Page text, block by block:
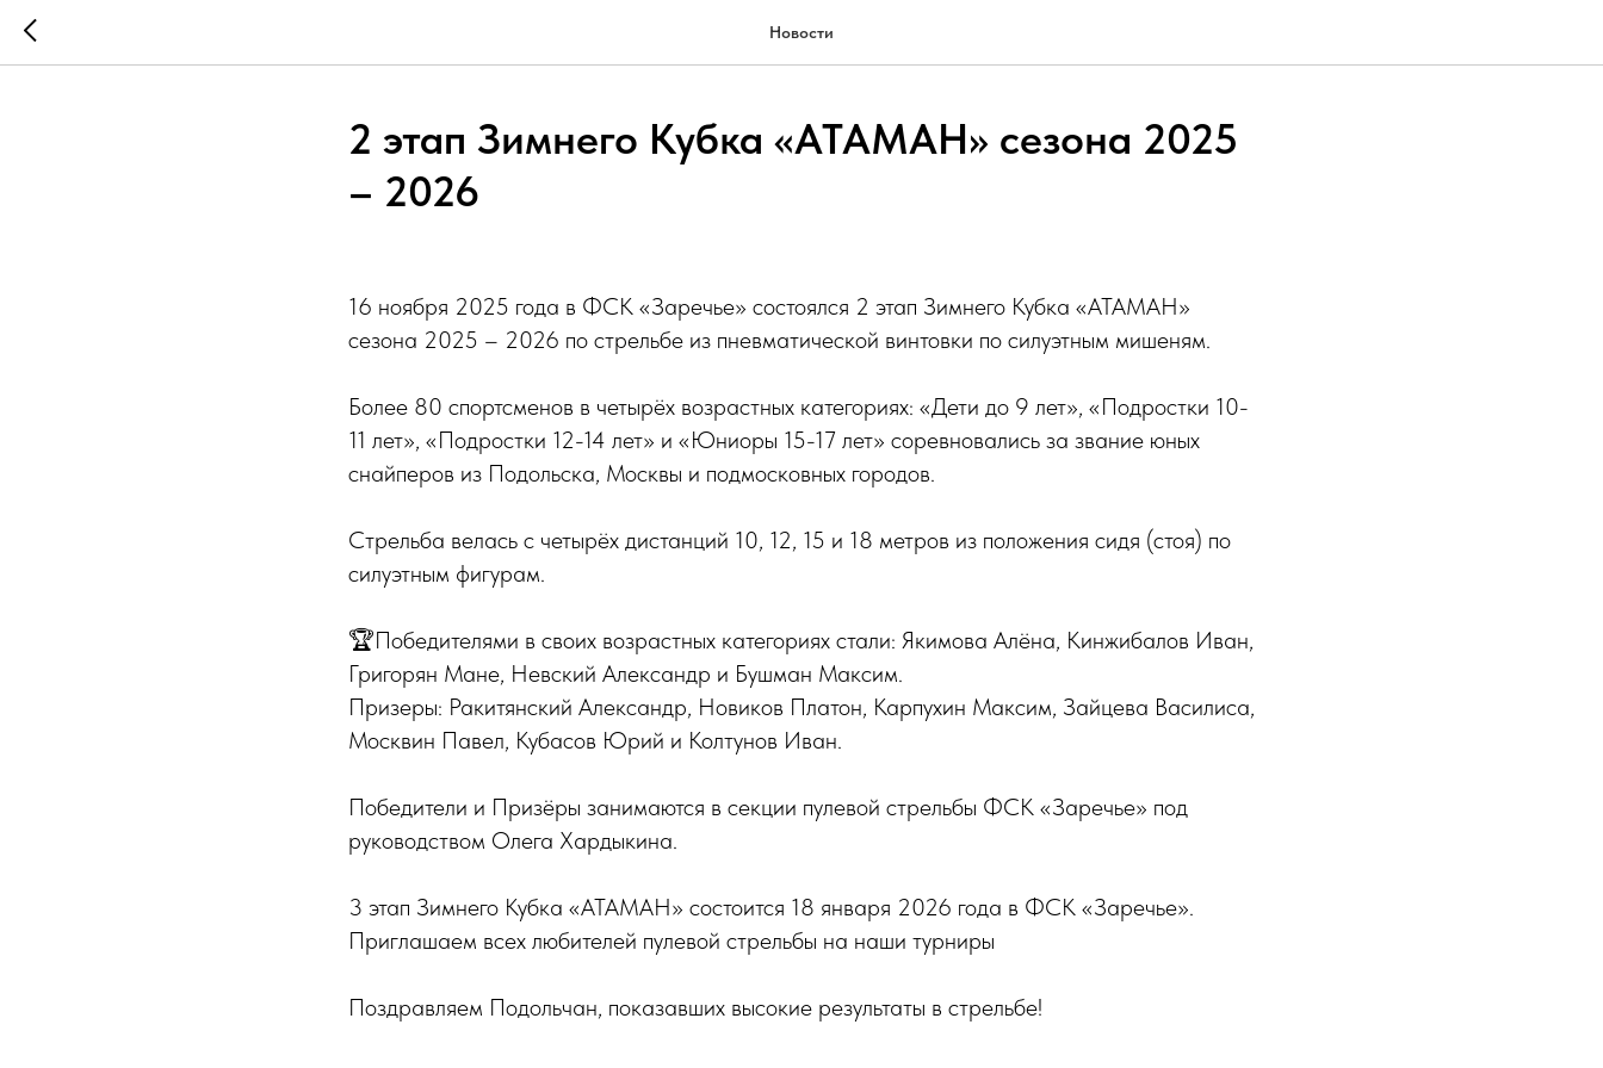
Новости
2 этап Зимнего Кубка «АТАМАН» сезона 2025
– 2026
16 ноября 2025 года в ФСК «Заречье» состоялся 2 этап Зимнего Кубка «АТАМАН»
сезона 2025 – 2026 по стрельбе из пневматической винтовки по силуэтным мишеням.
Более 80 спортсменов в четырёх возрастных категориях: «Дети до 9 лет», «Подростки 10-
11 лет», «Подростки 12-14 лет» и «Юниоры 15-17 лет» соревновались за звание юных
снайперов из Подольска, Москвы и подмосковных городов.
Стрельба велась с четырёх дистанций 10, 12, 15 и 18 метров из положения сидя (стоя) по
силуэтным фигурам.
🏆Победителями в своих возрастных категориях стали: Якимова Алёна, Кинжибалов Иван,
Григорян Мане, Невский Александр и Бушман Максим.
Призеры: Ракитянский Александр, Новиков Платон, Карпухин Максим, Зайцева Василиса,
Москвин Павел, Кубасов Юрий и Колтунов Иван.
Победители и Призёры занимаются в секции пулевой стрельбы ФСК «Заречье» под
руководством Олега Хардыкина.
3 этап Зимнего Кубка «АТАМАН» состоится 18 января 2026 года в ФСК «Заречье».
Приглашаем всех любителей пулевой стрельбы на наши турниры
Поздравляем Подольчан, показавших высокие результаты в стрельбе!